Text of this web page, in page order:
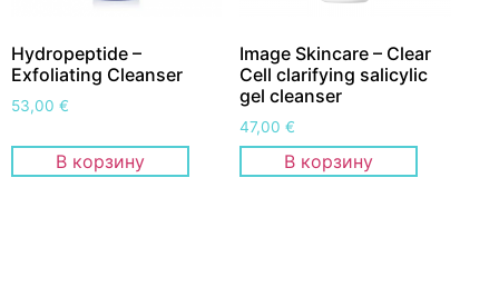
Hydropeptide –
Exfoliating Cleanser
53,00 €
В корзину
Image Skincare – Clear
Cell clarifying salicylic
gel cleanser
47,00€
В корзину